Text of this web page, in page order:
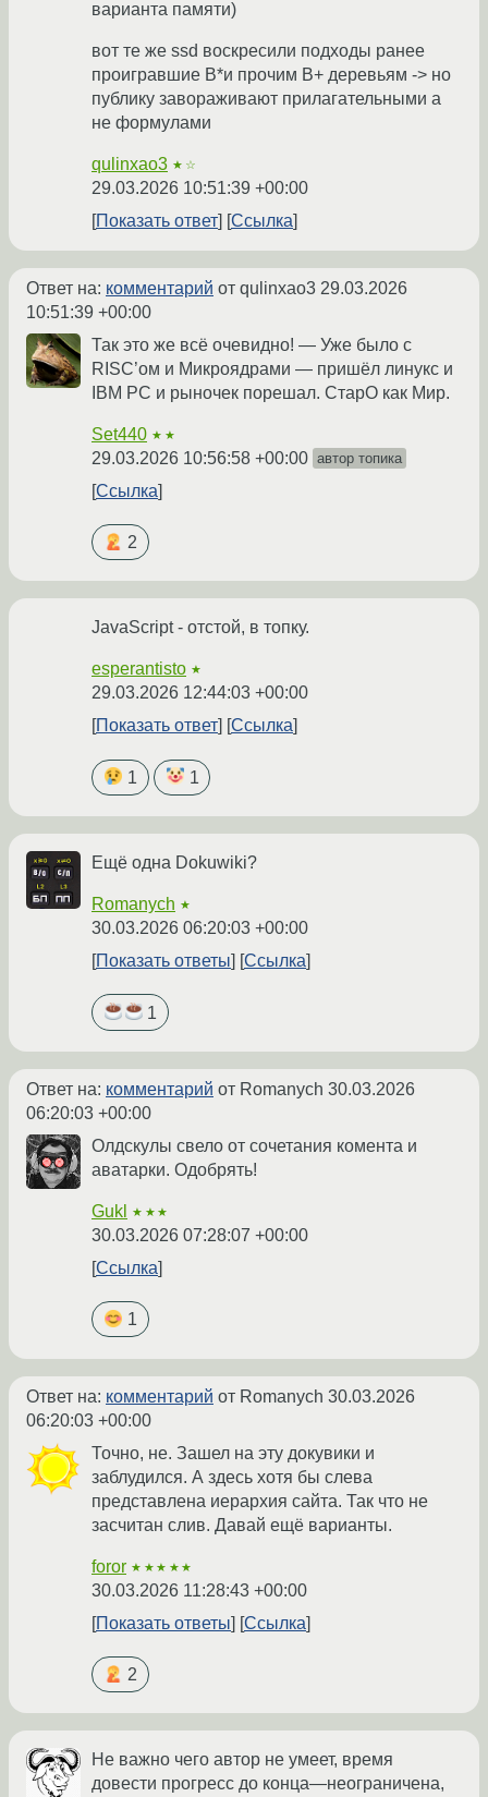
варианта памяти)
вот те же ssd воскресили подходы ранее
проигравшие B*и прочим B+ деревьям -> но
публику завораживают прилагательными а
не формулами
qulinxao3 ★☆
29.03.2026 10:51:39 +00:00
Показать ответ
Ссылка
Ответ на: комментарий от qulinxao3 29.03.2026
10:51:39 +00:00
Так это же всё очевидно! — Уже было с
RISC’ом и Микроядрами — пришёл линукс и
IBM PC и рыночек порешал. СтарО как Мир.
Set440 ★★
29.03.2026 10:56:58 +00:00 автор топика
Ссылка
2
JavaScript - отстой, в топку.
esperantisto ★
29.03.2026 12:44:03 +00:00
Показать ответ
Ссылка
1 1
Ещё одна Dokuwiki?
Romanych ★
30.03.2026 06:20:03 +00:00
Показать ответы
Ссылка
1
Ответ на: комментарий от Romanych 30.03.2026
06:20:03 +00:00
Олдскулы свело от сочетания комента и
аватарки. Одобрять!
Gukl ★★★
30.03.2026 07:28:07 +00:00
Ссылка
1
Ответ на: комментарий от Romanych 30.03.2026
06:20:03 +00:00
Точно, не. Зашел на эту докувики и
заблудился. А здесь хотя бы слева
представлена иерархия сайта. Так что не
засчитан слив. Давай ещё варианты.
foror ★★★★★
30.03.2026 11:28:43 +00:00
Показать ответы
Ссылка
2
Не важно чего автор не умеет, время
довести прогресс до конца—неограничена,